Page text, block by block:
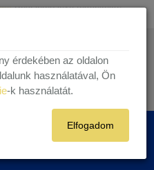
( 1 ) 201 29 82
Regisztráció
0
érdekében az oldalon
használatával, Ön
-k használatát.
Elfogadom